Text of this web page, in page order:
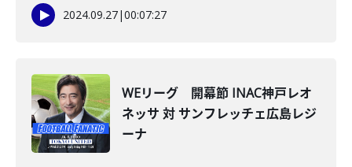
2024.09.27|00:07:27
WEリーグ 開幕節 INAC神戸レオ
ネッサ 対 サンフレッチェ広島レジ
ーナ